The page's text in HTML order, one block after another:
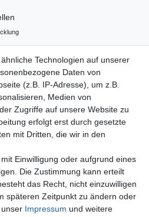
Technologien auf unserer
Daten von
(z.B. IP-Adresse), um z.B.
Medien von
Zugriffe auf unsere Website zu
erfolgt erst durch gesetzte
mit Dritten, die wir in den
Einwilligung oder aufgrund eines
Die Zustimmung kann erteilt
das Recht, nicht einzuwilligen
späteren Zeitpunkt zu ändern oder
Impressum und weitere